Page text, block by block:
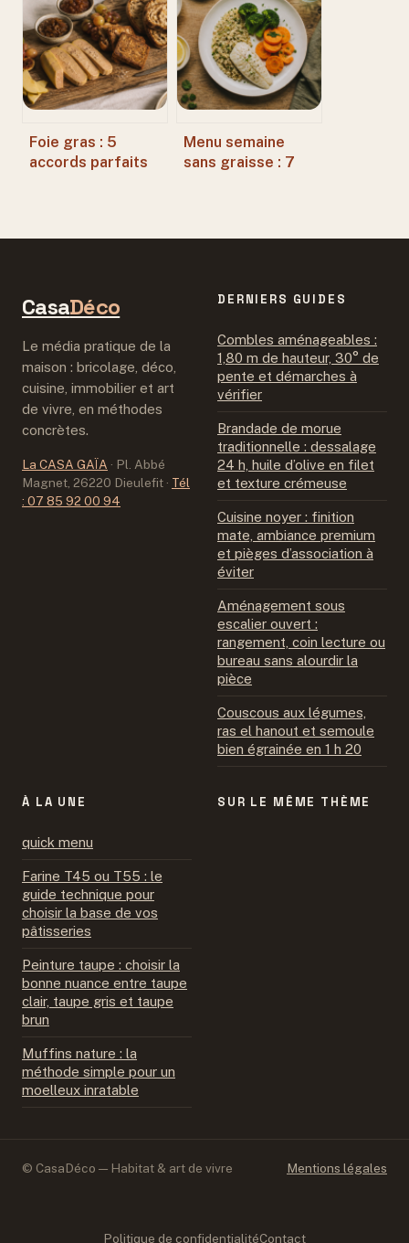
authentique
de repos et 3
astuces pour un
fond parfait
Foie gras : 5
accords parfaits
Menu semaine
sans graisse : 7
alimentation
CasaDéco
Le média pratique de la
maison : bricolage, déco,
cuisine, immobilier et art
de vivre, en méthodes
concrètes.
La CASA GAÏA · Pl. Abbé
Magnet, 26220 Dieulefit · Tél
: 07 85 92 00 94
DERNIERS GUIDES
Combles aménageables :
1,80 m de hauteur, 30° de
pente et démarches à
vérifier
Brandade de morue
traditionnelle : dessalage
24 h, huile d’olive en filet
et texture crémeuse
Cuisine noyer : finition
mate, ambiance premium
et pièges d’association à
éviter
Aménagement sous
escalier ouvert :
rangement, coin lecture ou
bureau sans alourdir la
pièce
Couscous aux légumes,
ras el hanout et semoule
bien égrainée en 1 h 20
À LA UNE
quick menu
Farine T45 ou T55 : le
guide technique pour
choisir la base de vos
pâtisseries
Peinture taupe : choisir la
bonne nuance entre taupe
clair, taupe gris et taupe
brun
Muffins nature : la
méthode simple pour un
moelleux inratable
SUR LE MÊME THÈME
© CasaDéco — Habitat & art de vivre Mentions légales
Politique de confidentialitéContact